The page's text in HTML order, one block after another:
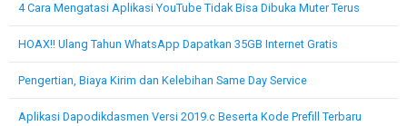
4 Cara Mengatasi Aplikasi YouTube Tidak Bisa Dibuka Muter Terus
HOAX!! Ulang Tahun WhatsApp Dapatkan 35GB Internet Gratis
Pengertian, Biaya Kirim dan Kelebihan Same Day Service
Aplikasi Dapodikdasmen Versi 2019.c Beserta Kode Prefill Terbaru